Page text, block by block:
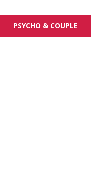
PSYCHO & COUPLE